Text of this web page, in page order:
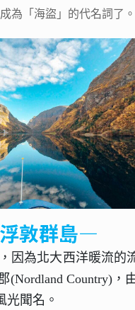
為「海盜」的代名詞了。
敦群島—
因為北大西洋暖流
Country)
光聞名。